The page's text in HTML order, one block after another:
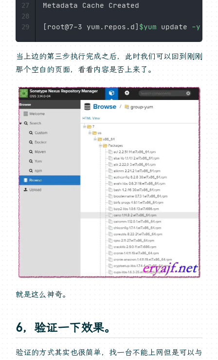
Metadata Cache Created
[root@7-3 yum.repos.d] $yum update -y
27
28
29
当上边的第三步执行完成之后，此时我们可以回到刚刚
那个空白的页面，看看内容是否上来了。
就是这么神奇。
6，验证一下效果。
验证的方式其实也很简单，找一台不能上网但是可以与